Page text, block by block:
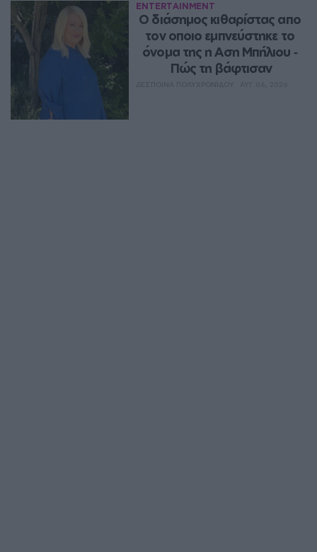
ENTERTAINMENT
Ο διάσημος κιθαρίστας απο
τον οποιο εμπνεύστηκε το
όνομα της η Αση Μπήλιου ‑
Πώς τη βάφτισαν